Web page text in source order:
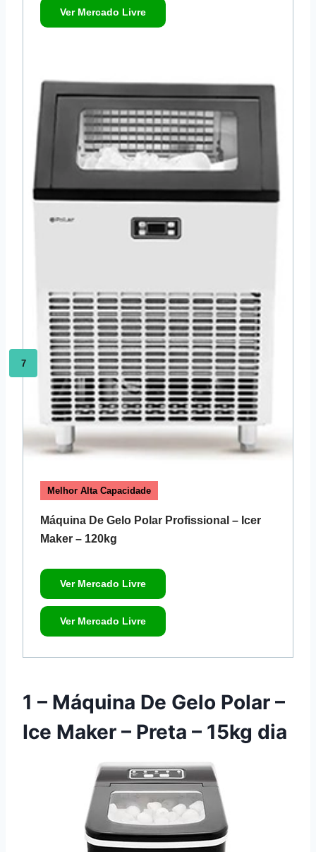
Ver Mercado Livre
7
Melhor Alta Capacidade
Máquina De Gelo Polar Profissional – Icer
Maker – 120kg
Ver Mercado Livre
Ver Mercado Livre
1 – Máquina De Gelo Polar –
Ice Maker – Preta – 15kg dia